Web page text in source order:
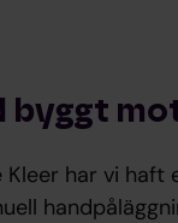
byggt
har vi haft